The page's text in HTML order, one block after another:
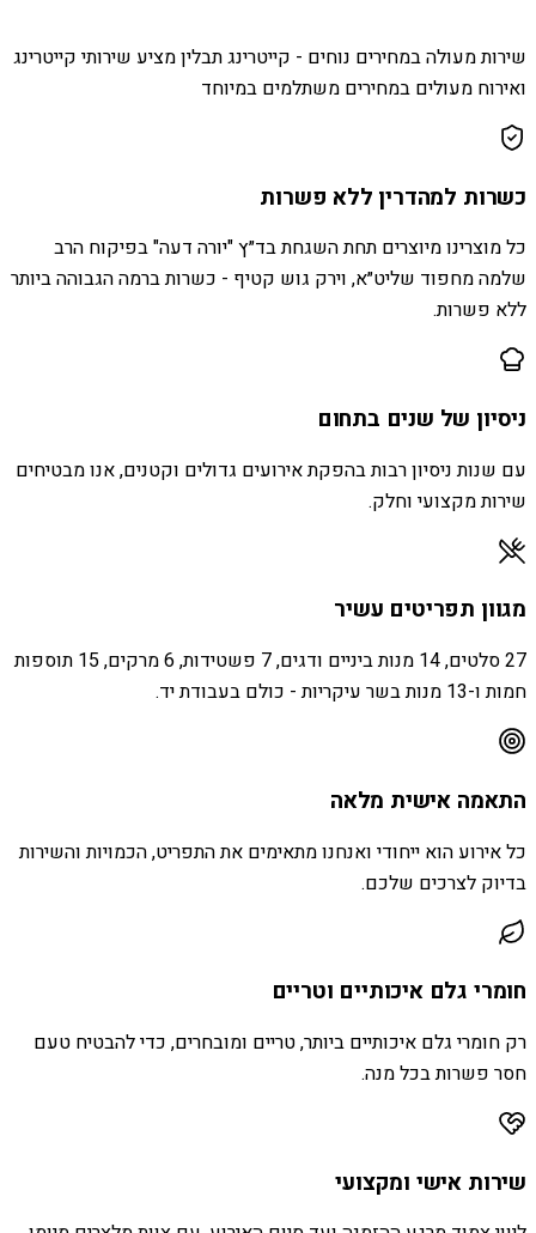
שירות מעולה במחירים נוחים - קייטרינג תבלין מציע שירותי קייטרינג
ואירוח מעולים במחירים משתלמים במיוחד
כשרות למהדרין ללא פשרות
כל מוצרינו מיוצרים תחת השגחת בד״ץ "יורה דעה" בפיקוח הרב
שלמה מחפוד שליט״א, וירק גוש קטיף - כשרות ברמה הגבוהה ביותר
ללא פשרות.
ניסיון של שנים בתחום
עם שנות ניסיון רבות בהפקת אירועים גדולים וקטנים, אנו מבטיחים
שירות מקצועי וחלק.
מגוון תפריטים עשיר
27 סלטים, 14 מנות ביניים ודגים, 7 פשטידות, 6 מרקים, 15 תוספות
חמות ו-13 מנות בשר עיקריות - כולם בעבודת יד.
התאמה אישית מלאה
כל אירוע הוא ייחודי ואנחנו מתאימים את התפריט, הכמויות והשירות
בדיוק לצרכים שלכם.
חומרי גלם איכותיים וטריים
רק חומרי גלם איכותיים ביותר, טריים ומובחרים, כדי להבטיח טעם
חסר פשרות בכל מנה.
שירות אישי ומקצועי